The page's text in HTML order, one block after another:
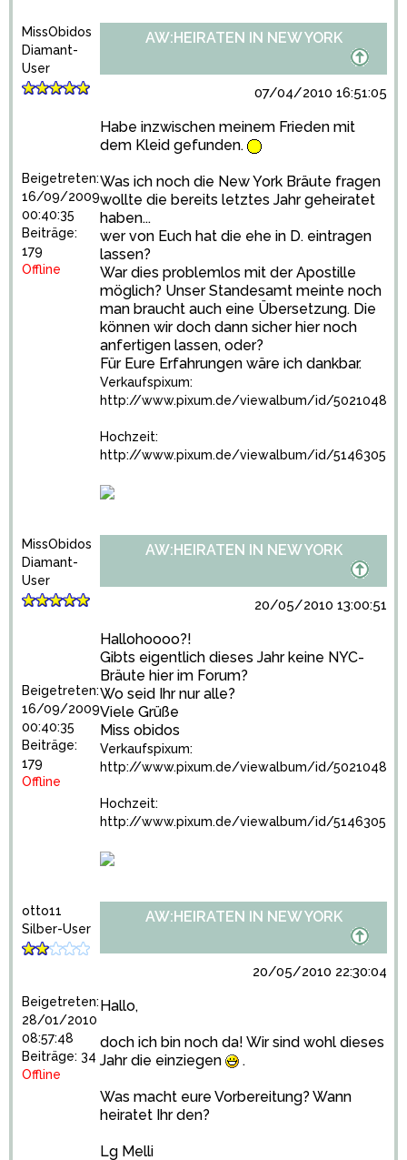
MissObidos
Diamant-
User
Beigetreten:
16/09/2009
00:40:35
Beiträge:
179
Offline
AW:HEIRATEN IN NEW YORK
07/04/2010 16:51:05
Habe inzwischen meinem Frieden mit
dem Kleid gefunden.
Was ich noch die New York Bräute fragen
wollte die bereits letztes Jahr geheiratet
haben...
wer von Euch hat die ehe in D. eintragen
lassen?
War dies problemlos mit der Apostille
möglich? Unser Standesamt meinte noch
man braucht auch eine Übersetzung. Die
können wir doch dann sicher hier noch
anfertigen lassen, oder?
Für Eure Erfahrungen wäre ich dankbar.
Verkaufspixum:
http://www.pixum.de/viewalbum/id/5021048
Hochzeit:
http://www.pixum.de/viewalbum/id/5146305
MissObidos
Diamant-
User
Beigetreten:
16/09/2009
00:40:35
Beiträge:
179
Offline
AW:HEIRATEN IN NEW YORK
20/05/2010 13:00:51
Hallohoooo?!
Gibts eigentlich dieses Jahr keine NYC-
Bräute hier im Forum?
Wo seid Ihr nur alle?
Viele Grüße
Miss obidos
Verkaufspixum:
http://www.pixum.de/viewalbum/id/5021048
Hochzeit:
http://www.pixum.de/viewalbum/id/5146305
otto11
Silber-User
Beigetreten:
28/01/2010
08:57:48
Beiträge: 34
Offline
AW:HEIRATEN IN NEW YORK
20/05/2010 22:30:04
Hallo,
doch ich bin noch da! Wir sind wohl dieses
Jahr die einziegen
.
Was macht eure Vorbereitung? Wann
heiratet Ihr den?
Lg Melli